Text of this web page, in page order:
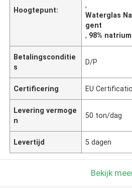
Hoogtepunt:
,
Waterglas
gent
, 98%
Betalingsconditie
s
D/P
Certificering EU
Levering vermoge
n
50 ton/dag
Levertijd 5 dagen
Bekijk